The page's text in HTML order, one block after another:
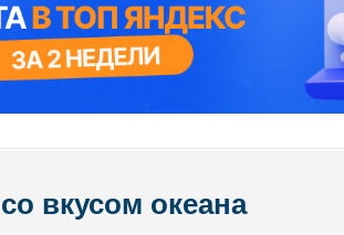
вкусом океана